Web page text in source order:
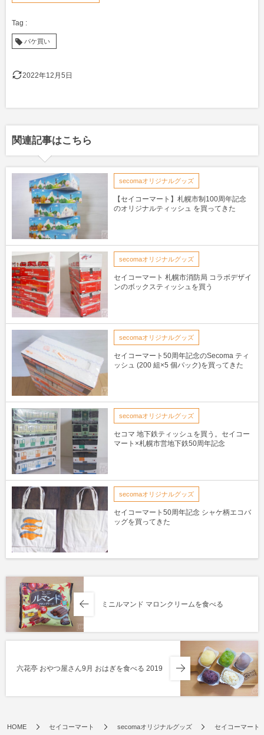
パケ買い
2022年12月5日
関連記事はこちら
secomaオリジナルグッズ
【セイコーマート】札幌市制100周年記念
のオリジナルティッシュ を買ってきた
secomaオリジナルグッズ
セイコーマート 札幌市消防局 コラボデザイ
ンのボックスティッシュを買う
secomaオリジナルグッズ
セイコーマート50周年記念のSecoma ティ
ッシュ (200 組×5 個パック)を買ってきた
secomaオリジナルグッズ
セコマ 地下鉄ティッシュを買う。セイコー
マート×札幌市営地下鉄50周年記念
secomaオリジナルグッズ
セイコーマート50周年記念 シャケ柄エコバ
ッグを買ってきた
ミニルマンド マロンクリームを食べる
六花亭 おやつ屋さん9月 おはぎを食べる 2019
HOME セイコーマート secomaオリジナルグッズ セイコーマート